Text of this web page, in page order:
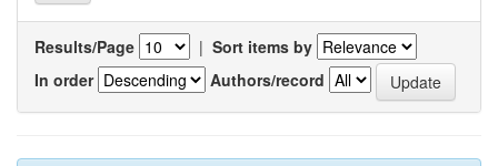
Results/Page | Sort items by
In order
Authors/record